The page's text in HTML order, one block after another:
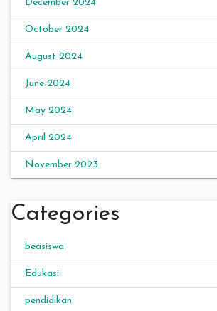
December 2024
October 2024
August 2024
June 2024
May 2024
April 2024
November 2023
Categories
beasiswa
Edukasi
pendidikan